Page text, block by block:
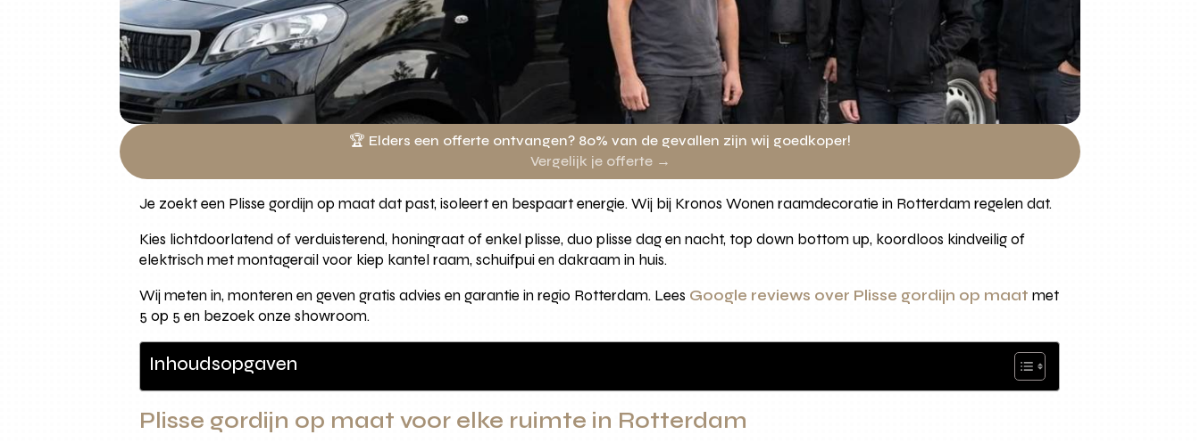
🏆 Elders een offerte ontvangen? 80% van de gevallen zijn wij goedkoper!
Vergelijk je offerte →
Je zoekt een Plisse gordijn op maat dat past, isoleert en bespaart energie. Wij bij Kronos Wonen raamdecoratie in Rotterdam regelen dat.
Kies lichtdoorlatend of verduisterend, honingraat of enkel plisse, duo plisse dag en nacht, top down bottom up, koordloos kindveilig of
elektrisch met montagerail voor kiep kantel raam, schuifpui en dakraam in huis.
Wij meten in, monteren en geven gratis advies en garantie in regio Rotterdam. Lees Google reviews over Plisse gordijn op maat met
5 op 5 en bezoek onze showroom.
Inhoudsopgaven
Plisse gordijn op maat voor elke ruimte in Rotterdam